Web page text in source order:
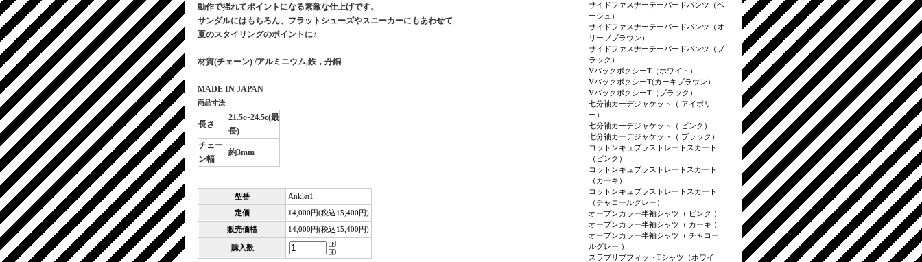
動作で揺れてポイントになる素敵な仕上げです。
サンダルにはもちろん、フラットシューズやスニーカーにもあわせて
夏のスタイリングのポイントに♪
材質(チェーン) /アルミニウム,鉄，丹銅
MADE IN JAPAN
商品寸法
長さ
21.5c~24.5c(最
長)
チェー
ン幅
約3mm
型番
Anklet1
定価
14,000円(税込15,400円)
販売価格
14,000円(税込15,400円)
購入数
サイドファスナーテーパードパンツ（ベ
ージュ）
サイドファスナーテーパードパンツ（オ
リーブブラウン）
サイドファスナーテーパードパンツ（ブ
ラック）
VバックボクシーT（ホワイト）
VバックボクシーT(カーキブラウン）
VバックボクシーT（ブラック）
七分袖カーデジャケット（ アイボリ
ー）
七分袖カーデジャケット（ ピンク）
七分袖カーデジャケット（ ブラック）
コットンキュプラストレートスカート
（ピンク）
コットンキュプラストレートスカート
（カーキ）
コットンキュプラストレートスカート
（チャコールグレー）
オープンカラー半袖シャツ（ ピンク ）
オープンカラー半袖シャツ（ カーキ ）
オープンカラー半袖シャツ（ チャコー
ルグレー ）
スラブリブフィットTシャツ（ホワイ